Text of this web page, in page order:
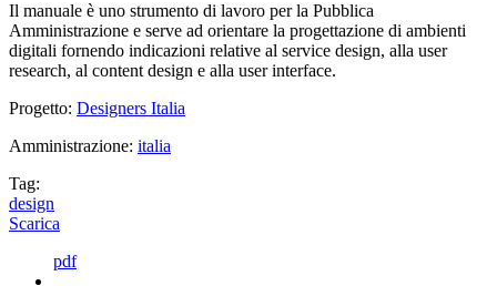
Il manuale è uno strumento di lavoro per la Pubblica
Amministrazione e serve ad orientare la progettazione di ambienti
digitali fornendo indicazioni relative al service design, alla user
research, al content design e alla user interface.
Progetto: Designers Italia
Amministrazione: italia
Tag:
design
Scarica
pdf